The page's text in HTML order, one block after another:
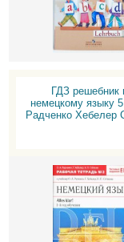
ГДЗ решебник
немецкому языку
Радченко Хебелер